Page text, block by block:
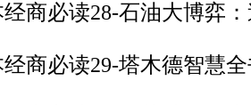
商必读28-石油大博弈
商必读29-塔木德智慧